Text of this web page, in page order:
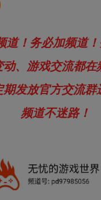
道！务必加频道
动、游戏交流都
发放官方交流群
频道不迷路！